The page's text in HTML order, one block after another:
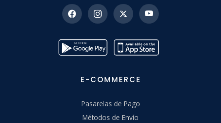
E-COMMERCE
Pasarelas de Pago
Métodos de Envío